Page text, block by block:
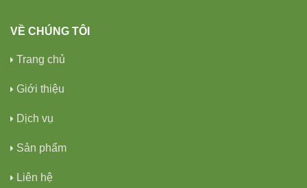
VỀ CHÚNG TÔI
Trang chủ
Giới thiệu
Dịch vụ
Sản phẩm
Liên hệ